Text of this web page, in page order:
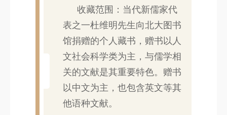
收藏范围：当代新儒家代
表之一杜维明先生向北大图书
馆捐赠的个人藏书，赠书以人
文社会科学类为主，与儒学相
关的文献是其重要特色。赠书
以中文为主，也包含英文等其
他语种文献。